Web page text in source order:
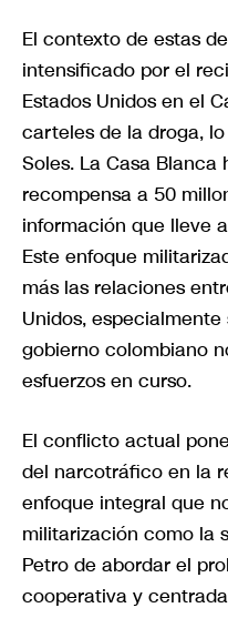
El contexto de estas
intensificado por el
Estados Unidos en el
carteles de la droga,
Soles. La Casa
recompensa a 50
información que lleve
Este enfoque
más las relaciones
Unidos,
gobierno colombiano
esfuerzos en curso.
El conflicto actual
del narcotráfico en la
enfoque integral que
militarización como la
Petro de abordar el
cooperativa y